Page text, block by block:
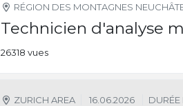
RÉGION DES MONTAGNES
Technicien d'analyse
26318 vues
ZURICH AREA 16.06.2026 DURÉE